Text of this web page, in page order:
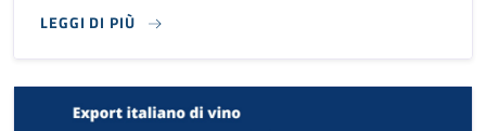
LEGGI DI PIÙ